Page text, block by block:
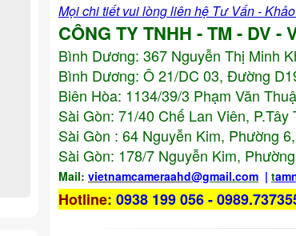
Mọi chi tiết vui lòng liên hệ Tư Vấn -
CÔNG TY TNHH - TM - DV -
Bình Dương: 367 Nguyễn Thị Minh
Bình Dương: Ô 21/DC 03, Đường
Biên Hòa: 1134/39/3 Phạm Văn
Sài Gòn: 71/40 Chế Lan Viên,
Sài Gòn : 64 Nguyễn Kim, Phường
Sài Gòn: 178/7 Nguyễn Kim,
Mail: vietnamcameraahd@gmail.com | t
Hotline: 0938 199 056 -